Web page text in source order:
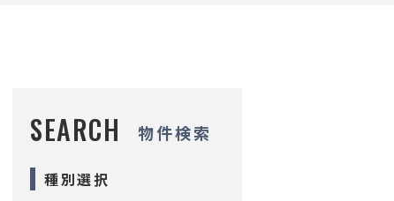
SEARCH 物件検索
種別選択